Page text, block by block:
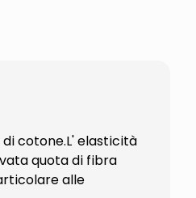
cotone.L' elasticità
quota di fibra
alle